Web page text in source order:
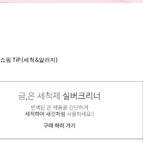
쇼핑 TiP (세척&알러지)